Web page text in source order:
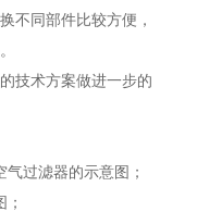
不同部件比较方便，
技术方案做进一步的
过滤器的示意图；